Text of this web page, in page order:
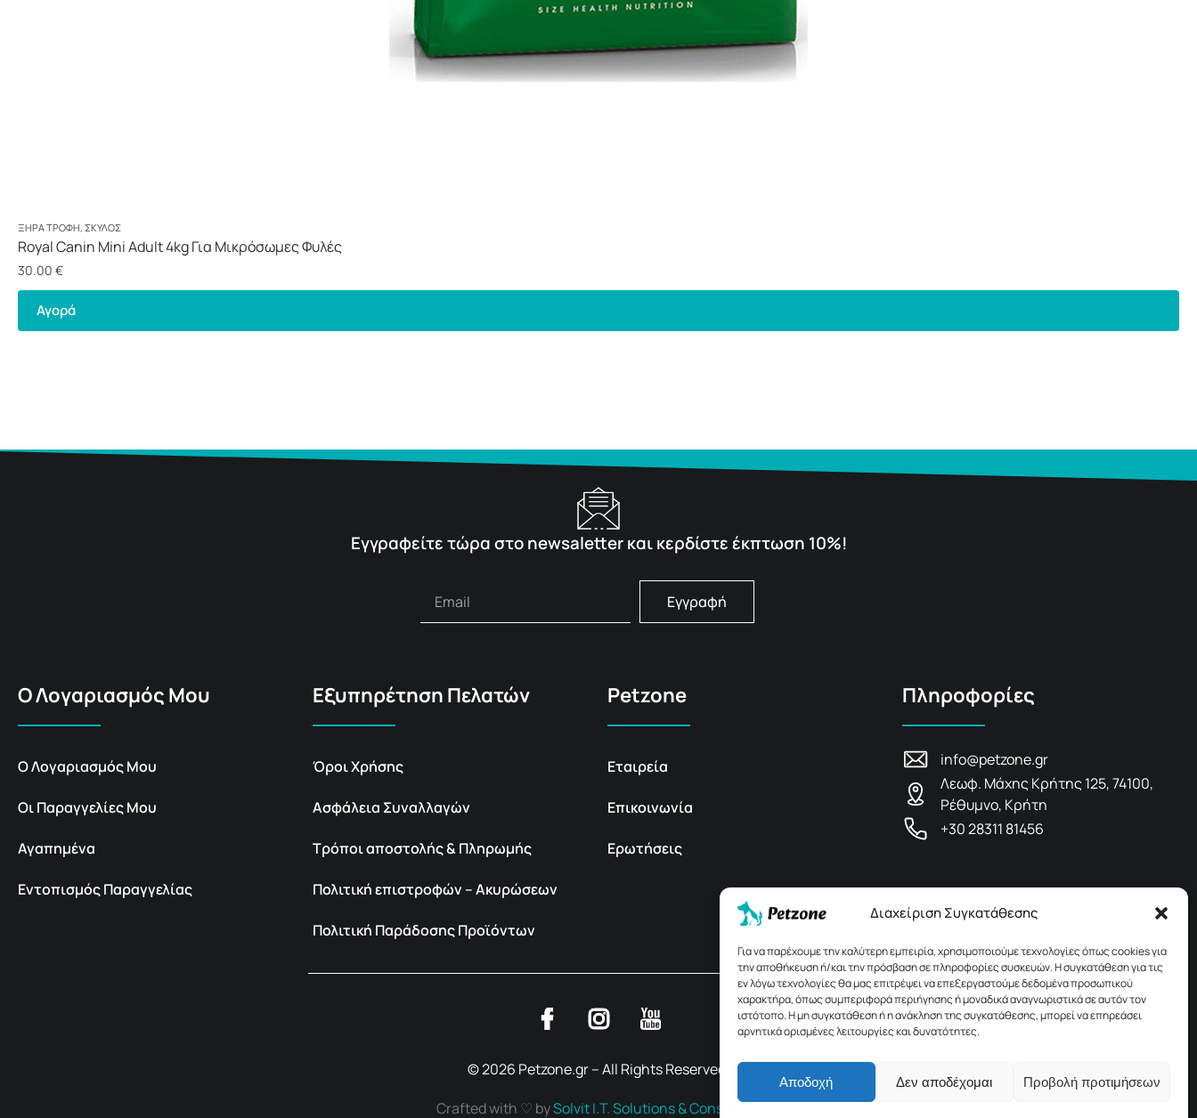
Διαχείριση Συγκατάθεσης
Για να παρέχουμε την καλύτερη εμπειρία, χρησιμοποιούμε τεχνολογίες όπως cookies για
την αποθήκευση ή/και την πρόσβαση σε πληροφορίες συσκευών. Η συγκατάθεση για τις
εν λόγω τεχνολογίες θα μας επιτρέψει να επεξεργαστούμε δεδομένα προσωπικού
χαρακτήρα, όπως συμπεριφορά περιήγησης ή μοναδικά αναγνωριστικά σε αυτόν τον
ιστότοπο. Η μη συγκατάθεση ή η ανάκληση της συγκατάθεσης, μπορεί να επηρεάσει
αρνητικά ορισμένες λειτουργίες και δυνατότητες.
Αποδοχή Δεν αποδέχομαι Προβολή προτιμήσεων
ΞΗΡΆ ΤΡΟΦΉ ΣΚΎΛΟΣ
Royal Canin Mini Adult 4kg Για Μικρόσωμες Φυλές
30.00 €
Αγορά
Εγγραφείτε τώρα στο newsaletter και κερδίστε έκπτωση 10%!
Εγγραφή
Ο Λογαριασμός Μου
Ο Λογαριασμός Μου
Οι Παραγγελίες Μου
Αγαπημένα
Εντοπισμός Παραγγελίας
Εξυπηρέτηση Πελατών
Όροι Χρήσης
Ασφάλεια Συναλλαγών
Τρόποι αποστολής & Πληρωμής
Πολιτική επιστροφών – Ακυρώσεων
Πολιτική Παράδοσης Προϊόντων
Petzone
Εταιρεία
Επικοινωνία
Ερωτήσεις
Πληροφορίες
info@petzone.gr
Λεωφ. Μάχης Κρήτης 125, 74100,
Ρέθυμνο, Κρήτη
+30 28311 81456
© 2026 Petzone.gr – All Rights Reserved.
Crafted with ♡ bySolvit I.T. Solutions & Consulting